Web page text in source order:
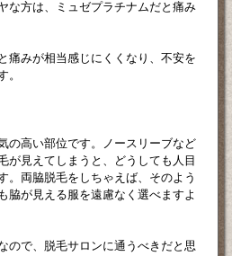
な方は、ミュゼプラチナムだと痛み
痛みが相当感じにくくなり、不安を
。
の高い部位です。ノースリーブなど
が見えてしまうと、どうしても人目
。両脇脱毛をしちゃえば、そのよう
脇が見える服を遠慮なく選べますよ
ので、脱毛サロンに通うべきだと思